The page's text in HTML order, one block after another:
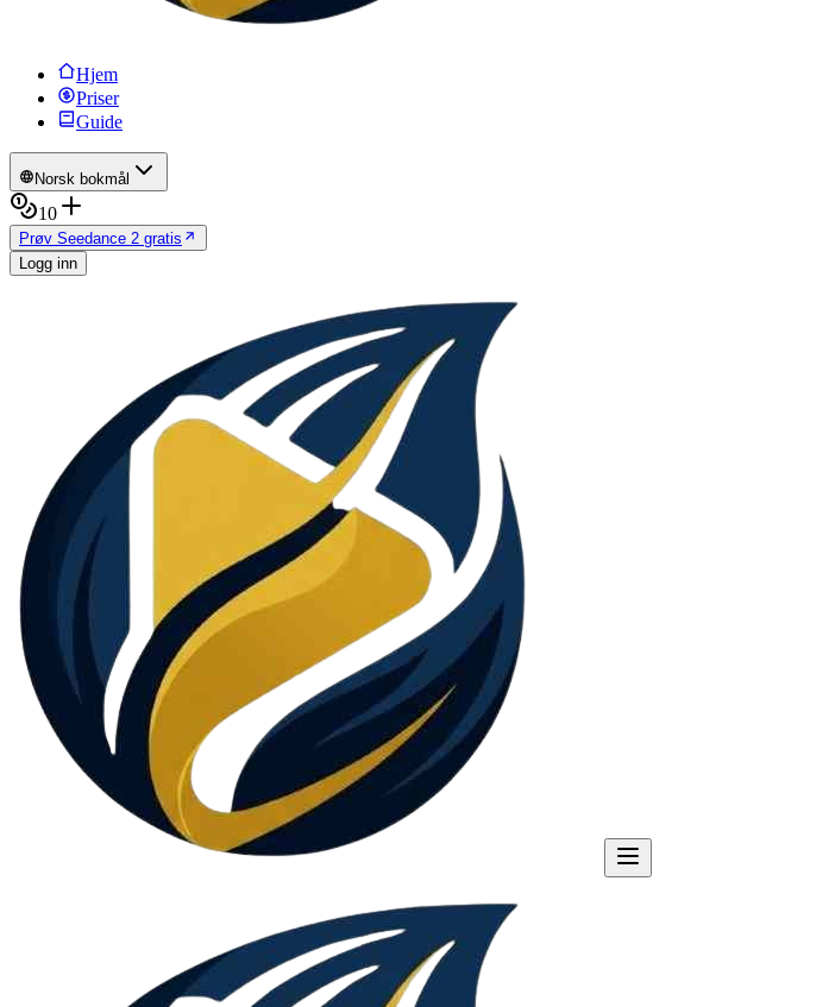
Hjem
Priser
Guide
Norsk bokmål
10
Prøv Seedance 2 gratis
Logg inn